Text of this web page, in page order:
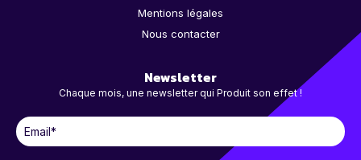
Mentions légales
Nous contacter
Newsletter
Chaque mois, une newsletter qui Produit son effet !